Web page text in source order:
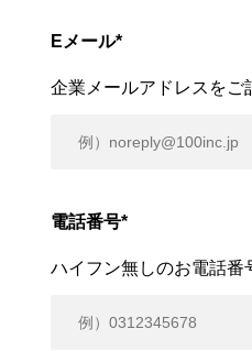
Eメール*
企業メールアドレスをご
電話番号*
ハイフン無しのお電話番